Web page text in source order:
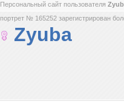
Персональный сайт пользователя
портрет № 165252 зарегистрирован
Zyuba